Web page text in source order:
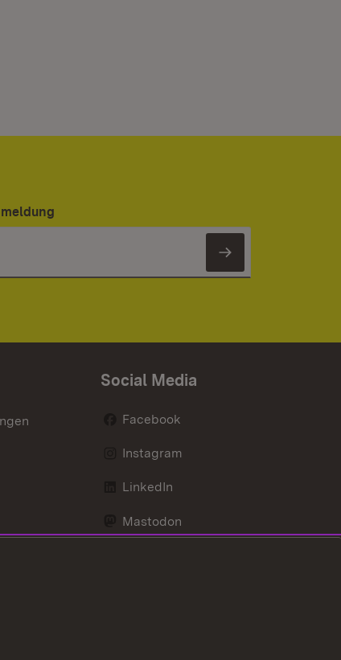
Newsletter
Social Media
Facebook
Instagram
LinkedIn
Mastodon